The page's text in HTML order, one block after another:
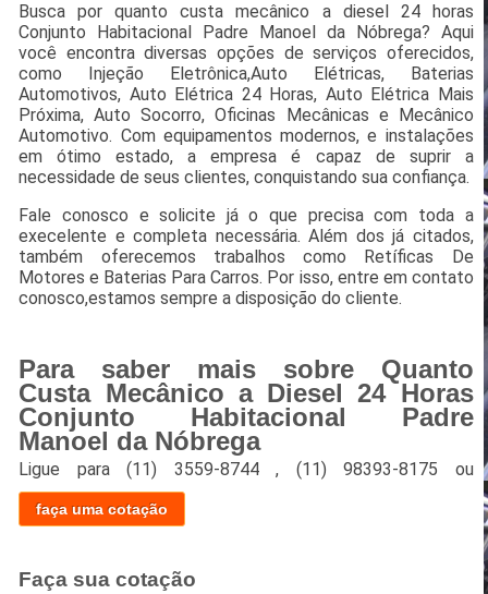
Busca por quanto custa mecânico a diesel 24 horas
Conjunto Habitacional Padre Manoel da Nóbrega? Aqui
você encontra diversas opções de serviços oferecidos,
como Injeção Eletrônica,Auto Elétricas, Baterias
Automotivos, Auto Elétrica 24 Horas, Auto Elétrica Mais
Próxima, Auto Socorro, Oficinas Mecânicas e Mecânico
Automotivo. Com equipamentos modernos, e instalações
em ótimo estado, a empresa é capaz de suprir a
necessidade de seus clientes, conquistando sua confiança.
Fale conosco e solicite já o que precisa com toda a
execelente e completa necessária. Além dos já citados,
também oferecemos trabalhos como Retíficas De
Motores e Baterias Para Carros. Por isso, entre em contato
conosco,estamos sempre a disposição do cliente.
Para saber mais sobre Quanto
Custa Mecânico a Diesel 24 Horas
Conjunto Habitacional Padre
Manoel da Nóbrega
Ligue para(11) 3559-8744 , (11) 98393-8175 ou
faça uma cotação
Faça sua cotação